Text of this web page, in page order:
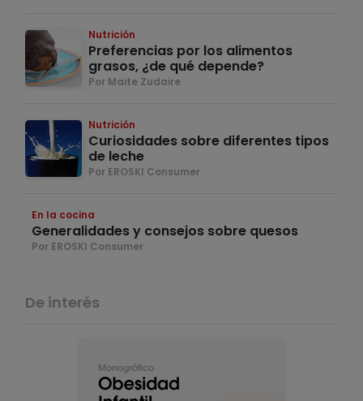
Nutrición
Preferencias por los alimentos
grasos, ¿de qué depende?
Por Maite Zudaire
Nutrición
Curiosidades sobre diferentes tipos
de leche
Por EROSKI Consumer
En la cocina
Generalidades y consejos sobre quesos
Por EROSKI Consumer
De interés